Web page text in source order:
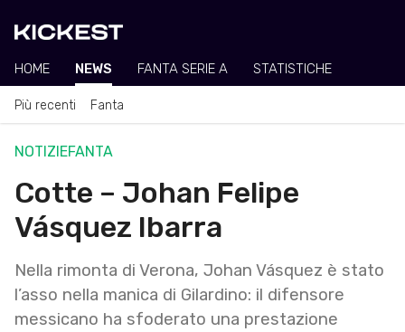
HOME NEWS FANTA SERIE A STATISTICHE
Più recenti Fanta
NOTIZIEFANTA
Cotte – Johan Felipe
Vásquez Ibarra
Nella rimonta di Verona, Johan Vásquez è stato
l’asso nella manica di Gilardino: il difensore
messicano ha sfoderato una prestazione